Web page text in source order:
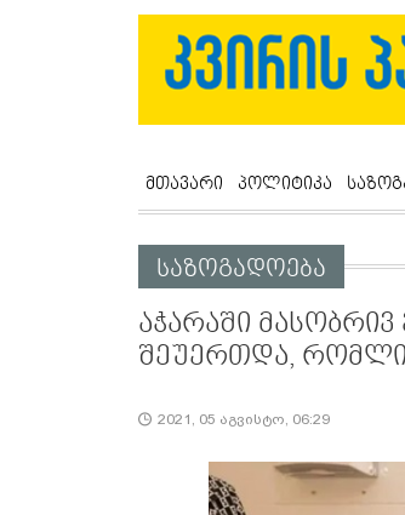
მთავარი პოლიტიკა
საზოგადოება
აჭარაში მასობრივ
შეუერთდა,
2021, 05 აგვისტო, 06:29